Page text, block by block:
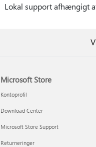
Lokal support afhængigt
Microsoft Store
Kontoprofil
Download Center
Microsoft Store Support
Returneringer